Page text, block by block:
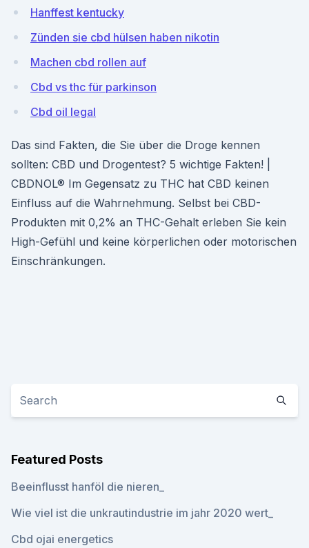
Hanffest kentucky
Zünden sie cbd hülsen haben nikotin
Machen cbd rollen auf
Cbd vs thc für parkinson
Cbd oil legal
Das sind Fakten, die Sie über die Droge kennen
sollten: CBD und Drogentest? 5 wichtige Fakten! |
CBDNOL® Im Gegensatz zu THC hat CBD keinen
Einfluss auf die Wahrnehmung. Selbst bei CBD-
Produkten mit 0,2% an THC-Gehalt erleben Sie kein
High-Gefühl und keine körperlichen oder motorischen
Einschränkungen.
Featured Posts
Beeinflusst hanföl die nieren_
Wie viel ist die unkrautindustrie im jahr 2020 wert_
Cbd ojai energetics